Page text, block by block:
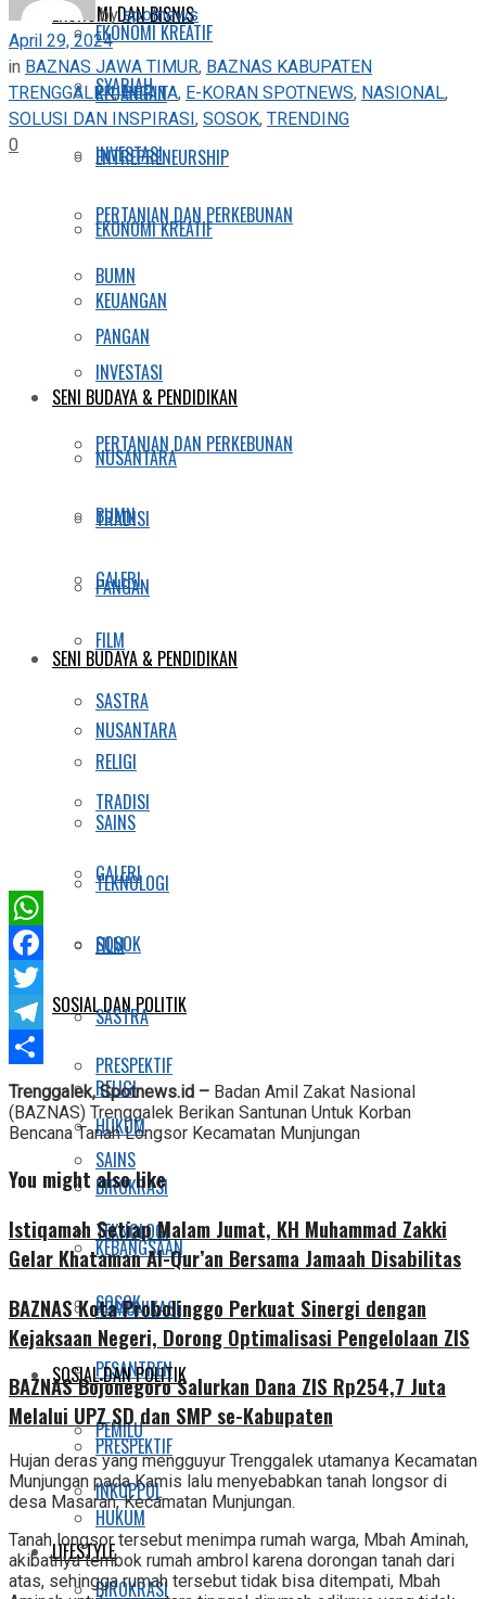
EKONOMI KREATIF
KEUANGAN
INVESTASI
PERTANIAN DAN PERKEBUNAN
BUMN
PANGAN
SENI BUDAYA & PENDIDIKAN
NUSANTARA
TRADISI
GALERI
FILM
SASTRA
RELIGI
SAINS
TEKNOLOGI
SOSOK
SOSIAL DAN POLITIK
PRESPEKTIF
HUKUM
BIROKRASI
KEBANGSAAN
KOMUNIKASI
PESANTREN
PEMILU
INKOPPOL
LIFESTYLE
EKONOMI DAN BISNIS
SYARIAH
ENTREPRENEURSHIP
EKONOMI KREATIF
KEUANGAN
INVESTASI
PERTANIAN DAN PERKEBUNAN
BUMN
PANGAN
SENI BUDAYA & PENDIDIKAN
NUSANTARA
TRADISI
GALERI
FILM
SASTRA
RELIGI
SAINS
TEKNOLOGI
SOSOK
SOSIAL DAN POLITIK
PRESPEKTIF
HUKUM
BIROKRASI
byspotnews
April 29, 2024
in BAZNAS JAWA TIMUR, BAZNAS KABUPATEN
TRENGGALEK,BERITA, E-KORAN SPOTNEWS, NASIONAL,
SOLUSI DAN INSPIRASI,SOSOK,TRENDING
0
WhatsApp
Facebook
Twitter
Telegram
Share
Trenggalek, Spotnews.id – Badan Amil Zakat Nasional
(BAZNAS) Trenggalek Berikan Santunan Untuk Korban
Bencana Tanah Longsor Kecamatan Munjungan
You might also like
Istiqamah Setiap Malam Jumat, KH Muhammad Zakki
Gelar Khataman Al-Qur’an Bersama Jamaah Disabilitas
BAZNAS Kota Probolinggo Perkuat Sinergi dengan
Kejaksaan Negeri, Dorong Optimalisasi Pengelolaan ZIS
BAZNAS Bojonegoro Salurkan Dana ZIS Rp254,7 Juta
Melalui UPZ SD dan SMP se-Kabupaten
Hujan deras yang mengguyur Trenggalek utamanya Kecamatan
Munjungan pada Kamis lalu menyebabkan tanah longsor di
desa Masaran, Kecamatan Munjungan.
Tanah longsor tersebut menimpa rumah warga, Mbah Aminah,
akibatnya tembok rumah ambrol karena dorongan tanah dari
atas, sehingga rumah tersebut tidak bisa ditempati, Mbah